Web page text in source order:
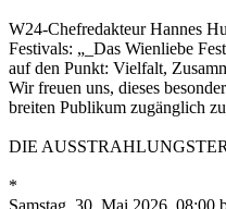
W24-Chefredakteur Hannes
Festivals: „_Das Wienliebe
auf den Punkt: Vielfalt,
Wir freuen uns, dieses
breiten Publikum zugänglich
DIE
*
Samstag, 30. Mai 2026, 08:00